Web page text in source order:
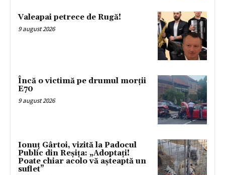
Valeapai petrece de Rugă!
9 august 2026
Încă o victimă pe drumul morții
E70
9 august 2026
Ionuț Gârtoi, vizită la Padocul
Public din Reșița: „Adoptați!
Poate chiar acolo vă așteaptă un
suflet”